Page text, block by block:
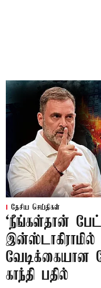
தேசிய செய்திகள்
‘நீங்கள்தான்
வேடிக்கையான
காந்தி பதில்